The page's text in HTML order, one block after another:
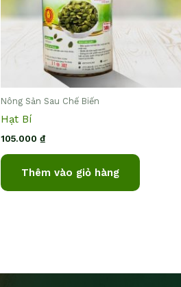
Nông Sản Sau Chế Biến
Hạt Bí
105.000 ₫
Thêm vào giỏ hàng